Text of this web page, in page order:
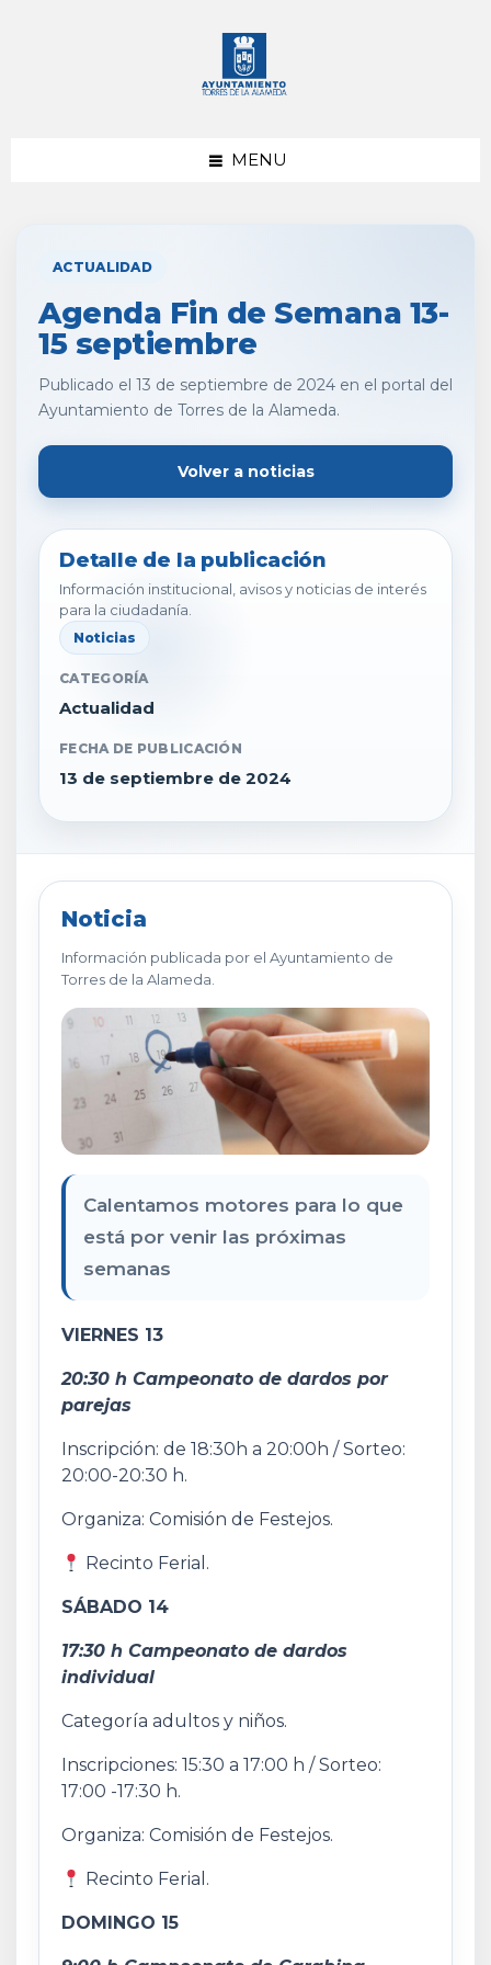
MENU
ACTUALIDAD
Agenda Fin de Semana 13-
15 septiembre
Publicado el 13 de septiembre de 2024 en el portal del
Ayuntamiento de Torres de la Alameda.
Volver a noticias
Detalle de la publicación
Información institucional, avisos y noticias de interés
para la ciudadanía.
Noticias
CATEGORÍA
Actualidad
FECHA DE PUBLICACIÓN
13 de septiembre de 2024
Noticia
Información publicada por el Ayuntamiento de
Torres de la Alameda.
Calentamos motores para lo que
está por venir las próximas
semanas
VIERNES 13
20:30 h Campeonato de dardos por
parejas
Inscripción: de 18:30h a 20:00h / Sorteo:
20:00-20:30 h.
Organiza: Comisión de Festejos.
Recinto Ferial.
SÁBADO 14
17:30 h Campeonato de dardos
individual
Categoría adultos y niños.
Inscripciones: 15:30 a 17:00 h / Sorteo:
17:00 -17:30 h.
Organiza: Comisión de Festejos.
Recinto Ferial.
DOMINGO 15